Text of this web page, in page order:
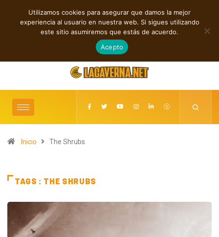
TENDENCIAS
Rupturas, deseo, ciclos y conexiones digitales Baldy Crawler cuestiona
agosto 9, 2026
Inicio The Shrubs
TAGS : THE SHRUBS
Utilizamos cookies para asegurar que damos la mejor
experiencia al usuario en nuestra web. Si sigues utilizando
este sitio asumiremos que estás de acuerdo.
Acepto